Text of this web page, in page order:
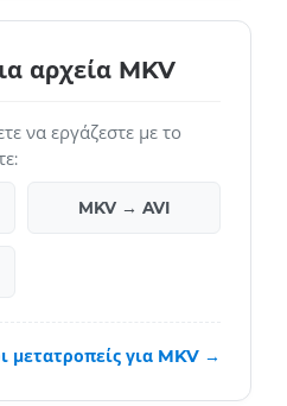
αρχεία MKV
να εργάζεστε με το
MKV → AVI
μετατροπείς για MKV →